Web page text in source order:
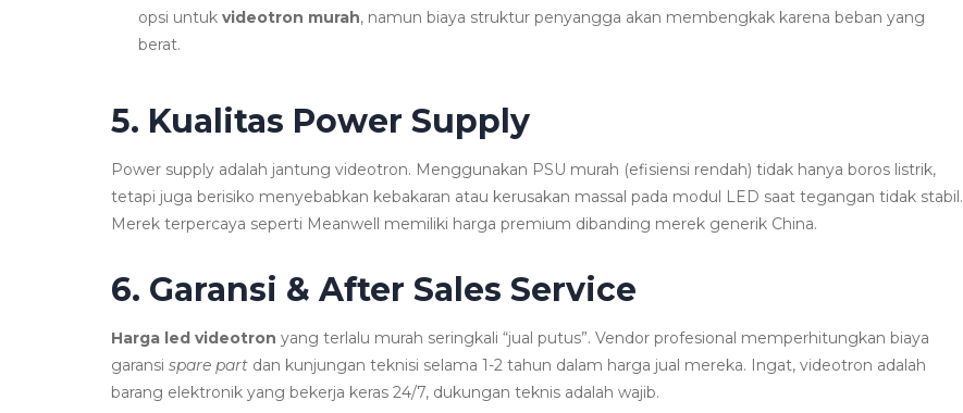
opsi untuk videotron murah, namun biaya struktur penyangga akan membengkak karena beban yang
berat.
5. Kualitas Power Supply
Power supply adalah jantung videotron. Menggunakan PSU murah (efisiensi rendah) tidak hanya boros listrik,
tetapi juga berisiko menyebabkan kebakaran atau kerusakan massal pada modul LED saat tegangan tidak stabil.
Merek terpercaya seperti Meanwell memiliki harga premium dibanding merek generik China.
6. Garansi & After Sales Service
Harga led videotron yang terlalu murah seringkali “jual putus”. Vendor profesional memperhitungkan biaya
garansi spare part dan kunjungan teknisi selama 1-2 tahun dalam harga jual mereka. Ingat, videotron adalah
barang elektronik yang bekerja keras 24/7, dukungan teknis adalah wajib.